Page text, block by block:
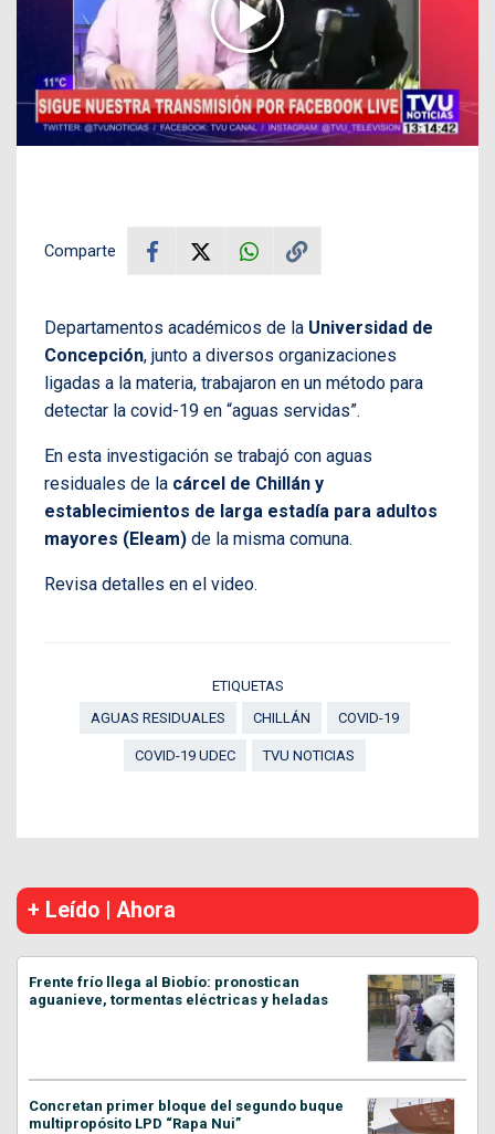
Comparte
Departamentos académicos de la Universidad de
Concepción, junto a diversos organizaciones
ligadas a la materia, trabajaron en un método para
detectar la covid-19 en “aguas servidas”.
En esta investigación se trabajó con aguas
residuales de la cárcel de Chillán y
establecimientos de larga estadía para adultos
mayores (Eleam) de la misma comuna.
Revisa detalles en el video.
ETIQUETAS
AGUAS RESIDUALES
CHILLÁN COVID-19
COVID-19 UDEC TVU NOTICIAS
+ Leído | Ahora
Frente frío llega al Biobío: pronostican
aguanieve, tormentas eléctricas y heladas
Concretan primer bloque del segundo buque
multipropósito LPD “Rapa Nui”